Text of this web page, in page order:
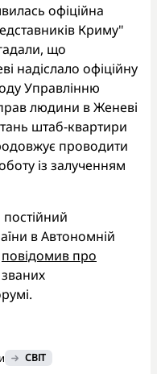
офіційна
Криму"
що
надіслало офіційну
Управлінню
людини в Женеві
штаб-квартири
проводити
із залученням
в Автономній
повідомив про
СВІТ